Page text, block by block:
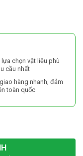
lựa chọn vật liệu phù
cầu nhất
hàng nhanh, đảm
toàn quốc